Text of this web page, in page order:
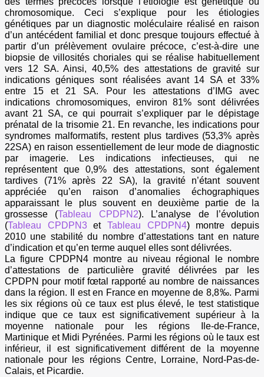
chromosomique. Ceci s’explique pour les étiologies
génétiques par un diagnostic moléculaire réalisé en raison
d’un antécédent familial et donc presque toujours effectué à
partir d’un prélèvement ovulaire précoce, c’est-à-dire une
biopsie de villosités choriales qui se réalise habituellement
vers 12 SA. Ainsi, 40,5% des attestations de gravité sur
indications géniques sont réalisées avant 14 SA et 33%
entre 15 et 21 SA. Pour les attestations d’IMG avec
indications chromosomiques, environ 81% sont délivrées
avant 21 SA, ce qui pourrait s’expliquer par le dépistage
prénatal de la trisomie 21. En revanche, les indications pour
syndromes malformatifs, restent plus tardives (53,3% après
22SA) en raison essentiellement de leur mode de diagnostic
par imagerie. Les indications infectieuses, qui ne
représentent que 0,9% des attestations, sont également
tardives (71% après 22 SA), la gravité n’étant souvent
appréciée qu’en raison d’anomalies échographiques
apparaissant le plus souvent en deuxième partie de la
grossesse (Tableau CPDPN2). L’analyse de l’évolution
(Tableau CPDPN3etTableau CPDPN4) montre depuis
2010 une stabilité du nombre d’attestations tant en nature
d’indication et qu’en terme auquel elles sont délivrées.
La figure CPDPN4 montre au niveau régional le nombre
d’attestations de particulière gravité délivrées par les
CPDPN pour motif fœtal rapporté au nombre de naissances
dans la région. Il est en France en moyenne de 8,8‰. Parmi
les six régions où ce taux est plus élevé, le test statistique
indique que ce taux est significativement supérieur à la
moyenne nationale pour les régions Ile-de-France,
Martinique et Midi Pyrénées. Parmi les régions où le taux est
inférieur, il est significativement différent de la moyenne
nationale pour les régions Centre, Lorraine, Nord-Pas-de-
Calais, et Picardie.